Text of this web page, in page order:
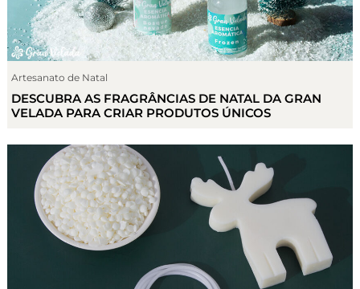
Artesanato de Natal
DESCUBRA AS FRAGRÂNCIAS DE NATAL DA GRAN
VELADA PARA CRIAR PRODUTOS ÚNICOS